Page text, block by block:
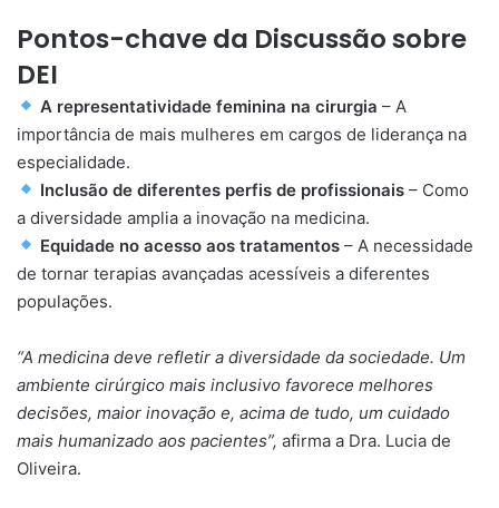
Pontos-chave da Discussão sobre
DEI
A representatividade feminina na cirurgia – A
importância de mais mulheres em cargos de liderança na
especialidade.
Inclusão de diferentes perfis de profissionais – Como
a diversidade amplia a inovação na medicina.
Equidade no acesso aos tratamentos – A necessidade
de tornar terapias avançadas acessíveis a diferentes
populações.
“A medicina deve refletir a diversidade da sociedade. Um
ambiente cirúrgico mais inclusivo favorece melhores
decisões, maior inovação e, acima de tudo, um cuidado
mais humanizado aos pacientes”, afirma a Dra. Lucia de
Oliveira.